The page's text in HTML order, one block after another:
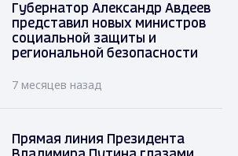
Губернатор Александр Авдеев
представил новых министров
социальной защиты и
региональной безопасности
7 месяцев назад
Прямая линия Президента